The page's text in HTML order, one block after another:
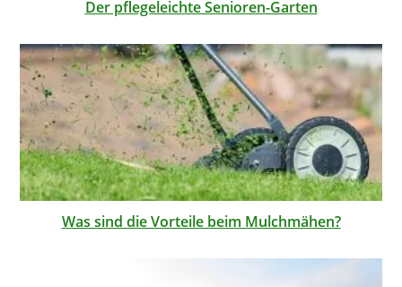
Der pflegeleichte Senioren-Garten
Was sind die Vorteile beim Mulchmähen?